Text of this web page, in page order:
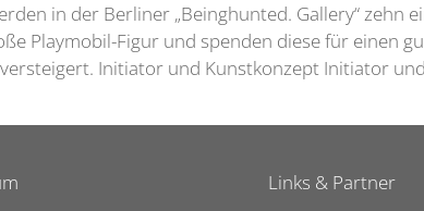
in der Berliner „Beinghunted. Gallery“
Playmobil-Figur und spenden diese für einen
Initiator und Kunstkonzept Initiator
Links & Partner